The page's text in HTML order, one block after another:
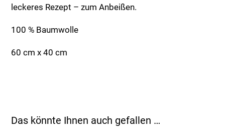
leckeres Rezept – zum Anbeißen.
100 % Baumwolle
60 cm x 40 cm
Das könnte Ihnen auch gefallen …